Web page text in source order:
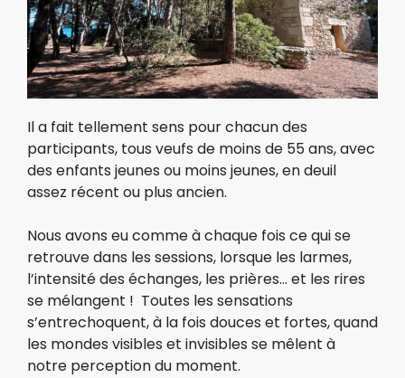
Il a fait tellement sens pour chacun des
participants, tous veufs de moins de 55 ans, avec
des enfants jeunes ou moins jeunes, en deuil
assez récent ou plus ancien.
Nous avons eu comme à chaque fois ce qui se
retrouve dans les sessions, lorsque les larmes,
l’intensité des échanges, les prières… et les rires
se mélangent ! Toutes les sensations
s’entrechoquent, à la fois douces et fortes, quand
les mondes visibles et invisibles se mêlent à
notre perception du moment.